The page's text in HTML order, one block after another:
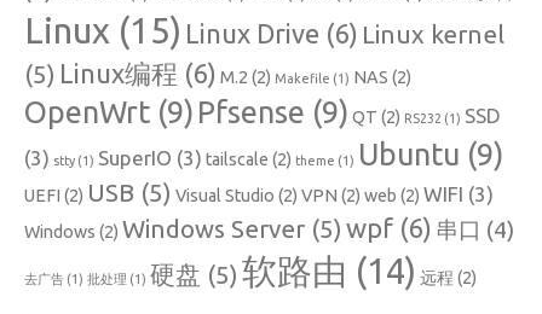
Linux (15) Linux Drive (6) Linux kernel
(5) Linux编程 (6) M.2 (2) Makefile (1) NAS (2)
OpenWrt (9) Pfsense (9) QT (2) RS232 (1) SSD
(3) stty (1) SuperIO (3) tailscale (2) theme (1) Ubuntu (9)
UEFI (2) USB (5) Visual Studio (2) VPN (2) web (2) WIFI (3)
Windows (2) Windows Server (5) wpf (6) 串口 (4)
去广告 (1) 批处理 (1) 硬盘 (5) 软路由 (14) 远程 (2)